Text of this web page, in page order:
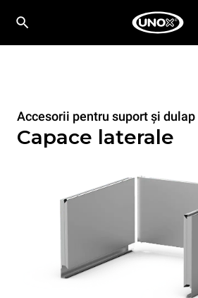
Accesorii pentru suport și dulap
Capace laterale